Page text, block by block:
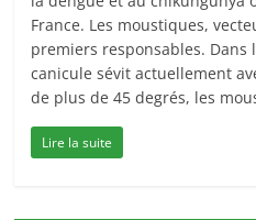
France. Les moustiques,
premiers responsables. Dans
canicule sévit actuellement
de plus de 45 degrés, les
Lire la suite